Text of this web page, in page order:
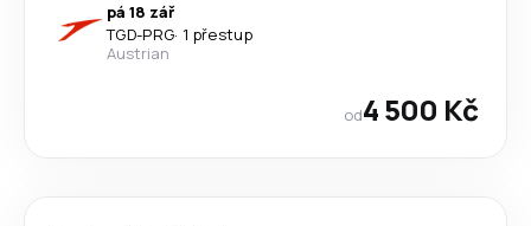
pá 18 zář
TGD-PRG· 1 přestup
Austrian
od4 500 Kč